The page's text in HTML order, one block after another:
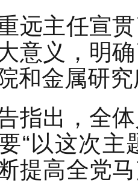
远主任宣
意义，明
和金属研
指出，全
“以这次
提高全党